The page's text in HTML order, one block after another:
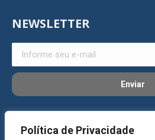
Política de Privacidade
NEWSLETTER
REDES SOCIAIS